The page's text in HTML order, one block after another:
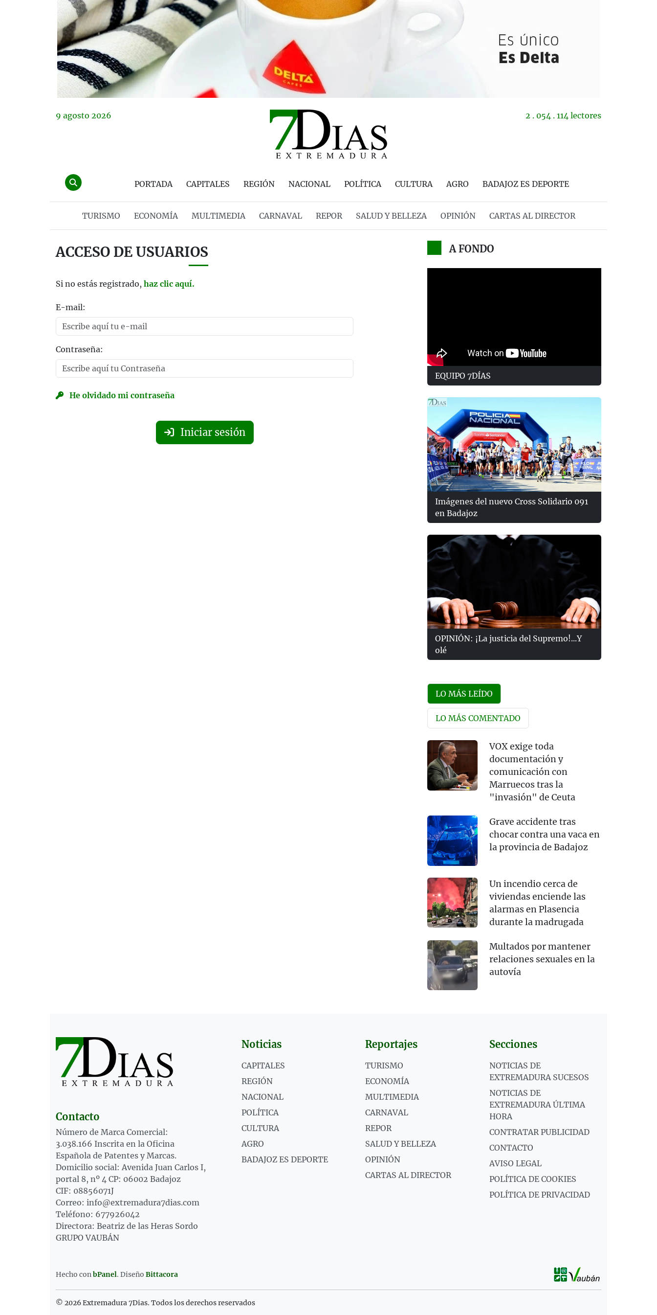
9 agosto 2026 2 . 054 . 114 lectores
PORTADA CAPITALES REGIÓN NACIONAL POLÍTICA CULTURA AGRO BADAJOZ ES DEPORTE
TURISMO ECONOMÍA MULTIMEDIA CARNAVAL REPOR SALUD Y BELLEZA OPINIÓN CARTAS AL DIRECTOR
ACCESO DE USUARIOS
Si no estás registrado, haz clic aquí.
E-mail:
Contraseña:
He olvidado mi contraseña
Iniciar sesión
A FONDO
EQUIPO 7DÍAS
Imágenes del nuevo Cross Solidario 091
en Badajoz
OPINIÓN: ¡La justicia del Supremo!...Y
olé
LO MÁS LEÍDO
LO MÁS COMENTADO
VOX exige toda
documentación y
comunicación con
Marruecos tras la
"invasión" de Ceuta
Grave accidente tras
chocar contra una vaca en
la provincia de Badajoz
Un incendio cerca de
viviendas enciende las
alarmas en Plasencia
durante la madrugada
Multados por mantener
relaciones sexuales en la
autovía
Contacto
Número de Marca Comercial:
3.038.166 Inscrita en la Oficina
Española de Patentes y Marcas.
Domicilio social: Avenida Juan Carlos I,
portal 8, nº 4 CP: 06002 Badajoz
CIF: 08856071J
Correo: info@extremadura7dias.com
Teléfono: 677926042
Directora: Beatriz de las Heras Sordo
GRUPO VAUBÁN
Noticias
CAPITALES
REGIÓN
NACIONAL
POLÍTICA
CULTURA
AGRO
BADAJOZ ES DEPORTE
Reportajes
TURISMO
ECONOMÍA
MULTIMEDIA
CARNAVAL
REPOR
SALUD Y BELLEZA
OPINIÓN
CARTAS AL DIRECTOR
Secciones
NOTICIAS DE
EXTREMADURA SUCESOS
NOTICIAS DE
EXTREMADURA ÚLTIMA
HORA
CONTRATAR PUBLICIDAD
CONTACTO
AVISO LEGAL
POLÍTICA DE COOKIES
POLÍTICA DE PRIVACIDAD
Hecho conbPanel. Diseño Bittacora
© 2026 Extremadura 7Dias. Todos los derechos reservados